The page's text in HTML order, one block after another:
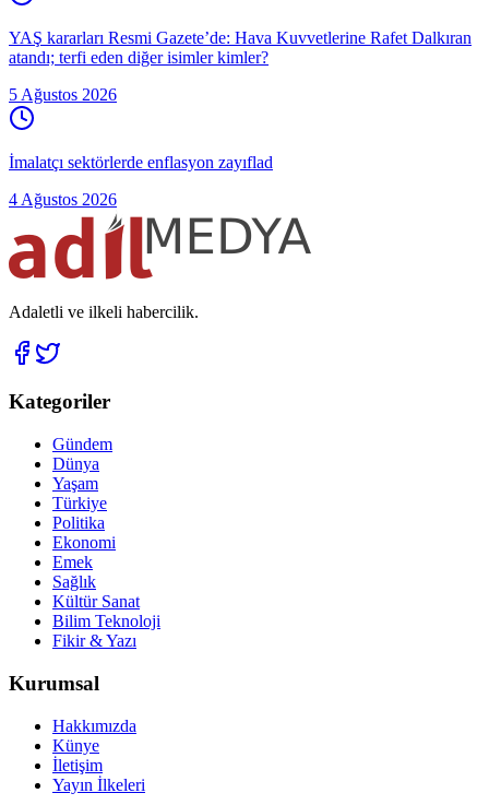
YAŞ kararları Resmi Gazete’de: Hava Kuvvetlerine Rafet Dalkıran
atandı; terfi eden diğer isimler kimler?
5 Ağustos 2026
İmalatçı sektörlerde enflasyon zayıflad
4 Ağustos 2026
Adaletli ve ilkeli habercilik.
Kategoriler
Gündem
Dünya
Yaşam
Türkiye
Politika
Ekonomi
Emek
Sağlık
Kültür Sanat
Bilim Teknoloji
Fikir & Yazı
Kurumsal
Hakkımızda
Künye
İletişim
Yayın İlkeleri